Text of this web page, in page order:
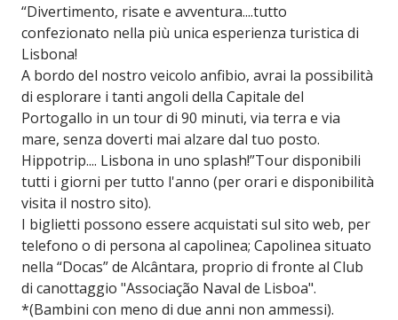
“Divertimento, risate e avventura....tutto
confezionato nella più unica esperienza turistica di
Lisbona!
A bordo del nostro veicolo anfibio, avrai la possibilità
di esplorare i tanti angoli della Capitale del
Portogallo in un tour di 90 minuti, via terra e via
mare, senza doverti mai alzare dal tuo posto.
Hippotrip.... Lisbona in uno splash!”Tour disponibili
tutti i giorni per tutto l'anno (per orari e disponibilità
visita il nostro sito).
I biglietti possono essere acquistati sul sito web, per
telefono o di persona al capolinea; Capolinea situato
nella “Docas” de Alcântara, proprio di fronte al Club
di canottaggio "Associação Naval de Lisboa".
*(Bambini con meno di due anni non ammessi).